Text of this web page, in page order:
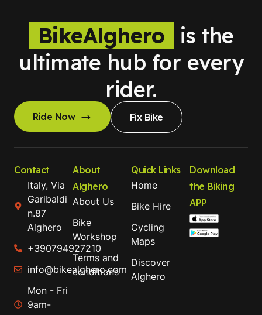
BikeAlghero
is the
ultimate hub for every
rider.
Ride Now Fix Bike
Contact
Italy, Via
Garibaldi
n.87
Alghero
+390794927210
info@bikealghero.com
Mon - Fri
9am-
About
Alghero
About Us
Bike
Workshop
Terms and
conditions
Quick Links
Home
Bike Hire
Cycling
Maps
Discover
Alghero
Download
the Biking
APP